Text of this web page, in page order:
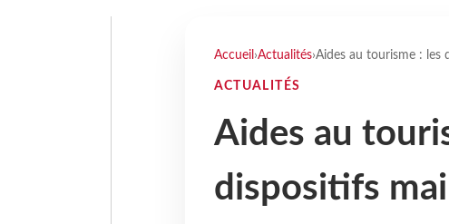
Accueil ›Actualités›Aides au tourisme : les
ACTUALITÉS
Aides au
dispositifs